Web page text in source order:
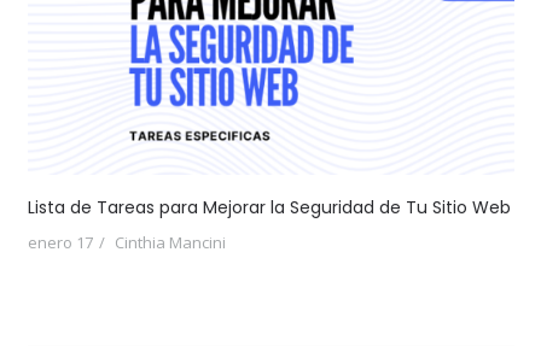
Lista de Tareas para Mejorar la Seguridad de Tu Sitio Web
enero 17 Cinthia Mancini